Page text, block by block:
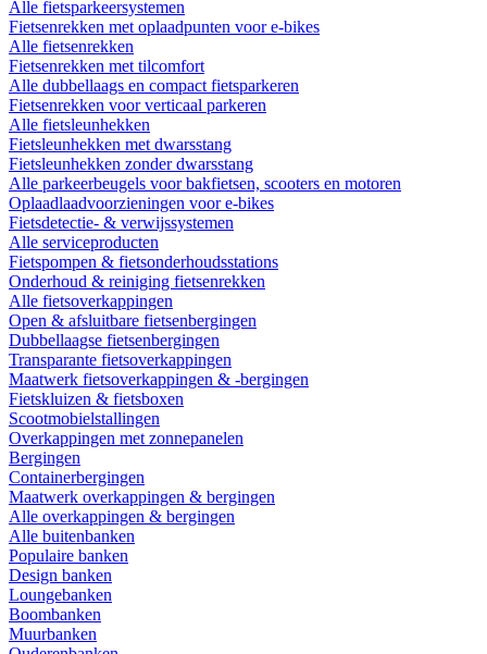
Alle fietsparkeersystemen
Fietsenrekken met oplaadpunten voor e-bikes
Alle fietsenrekken
Fietsenrekken met tilcomfort
Alle dubbellaags en compact fietsparkeren
Fietsenrekken voor verticaal parkeren
Alle fietsleunhekken
Fietsleunhekken met dwarsstang
Fietsleunhekken zonder dwarsstang
Alle parkeerbeugels voor bakfietsen, scooters en motoren
Oplaadlaadvoorzieningen voor e-bikes
Fietsdetectie- & verwijssystemen
Alle serviceproducten
Fietspompen & fietsonderhoudsstations
Onderhoud & reiniging fietsenrekken
Alle fietsoverkappingen
Open & afsluitbare fietsenbergingen
Dubbellaagse fietsenbergingen
Transparante fietsoverkappingen
Maatwerk fietsoverkappingen & -bergingen
Fietskluizen & fietsboxen
Scootmobielstallingen
Overkappingen met zonnepanelen
Bergingen
Containerbergingen
Maatwerk overkappingen & bergingen
Alle overkappingen & bergingen
Alle buitenbanken
Populaire banken
Design banken
Loungebanken
Boombanken
Muurbanken